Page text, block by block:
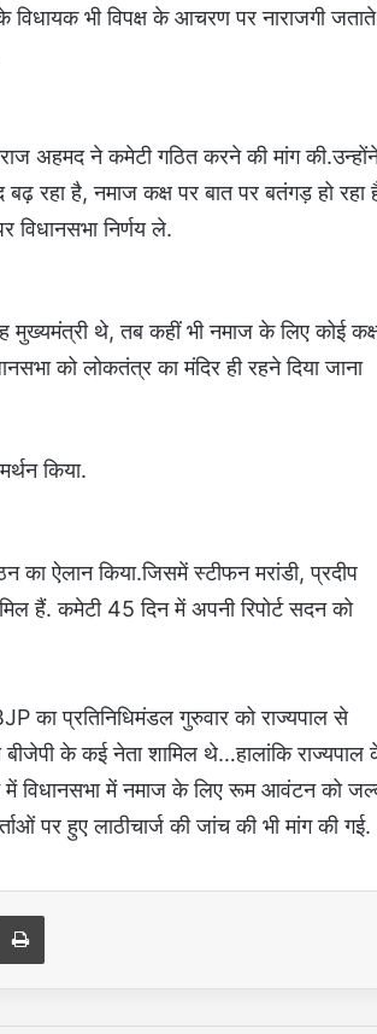
विधायक भी विपक्ष के आचरण पर नाराजगी जताते
अहमद ने कमेटी गठित करने की मांग
रहा है, नमाज कक्ष पर बात पर बतंगड़ हो रहा
निर्णय ले.
मुख्यमंत्री थे, तब कहीं भी नमाज के लिए कोई
को लोकतंत्र का मंदिर ही रहने दिया जाना
किया.
का ऐलान किया.जिसमें स्टीफन मरांडी, प्रदीप
हैं. कमेटी 45 दिन में अपनी रिपोर्ट सदन को
प्रतिनिधिमंडल गुरुवार को राज्यपाल से
के कई नेता शामिल थे…हालांकि राज्यपाल
में विधानसभा में नमाज के लिए रूम आवंटन को
पर हुए लाठीचार्ज की जांच की भी मांग की गई.